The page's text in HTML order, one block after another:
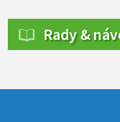
Rady &